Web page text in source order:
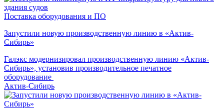
Поставка оборудования и ПО
Запустили новую производственную линию в «Актив-
Сибирь»
Галэкс модернизировал производственную линию «Актив-
Сибирь», установив производительное печатное
оборудование
Актив-Сибирь